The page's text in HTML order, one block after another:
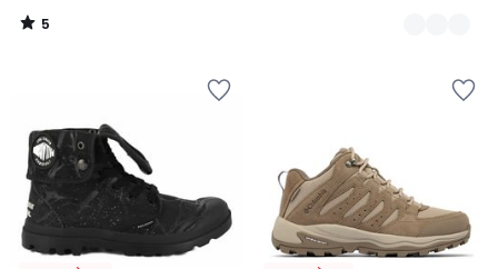
5
/